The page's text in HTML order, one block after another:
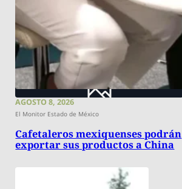
AGOSTO 8, 2026
El Monitor Estado de México
Cafetaleros mexiquenses podrán
exportar sus productos a China